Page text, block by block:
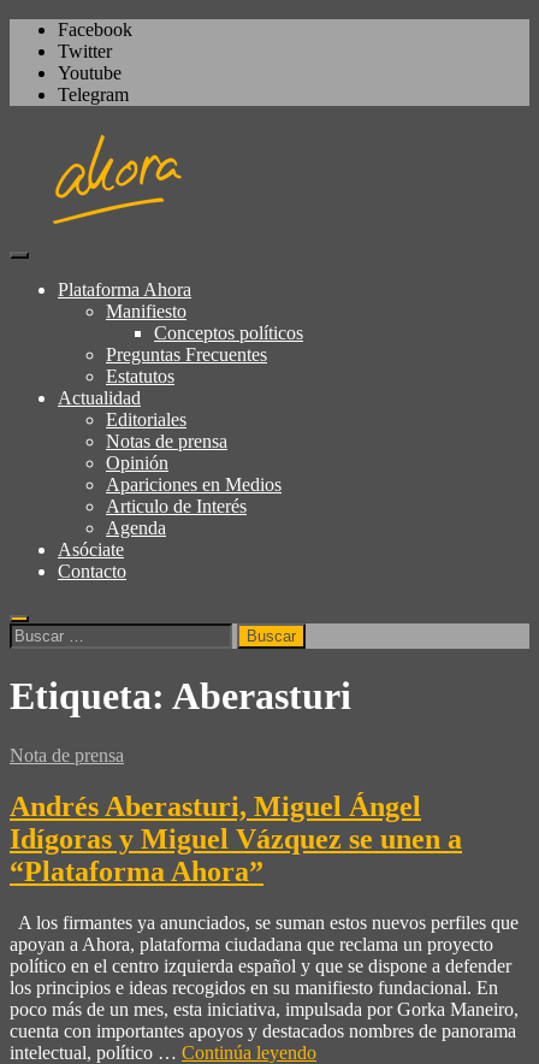
Facebook
Twitter
Youtube
Telegram
Plataforma Ahora
Igualdad, izquierda cívica,
socialdemocracia, regeneración,
ciudadanía, laicismo, europeísmo
Plataforma Ahora
Manifiesto
Conceptos políticos
Preguntas Frecuentes
Estatutos
Actualidad
Editoriales
Notas de prensa
Opinión
Apariciones en Medios
Articulo de Interés
Agenda
Asóciate
Contacto
Etiqueta: Aberasturi
Nota de prensa
Andrés Aberasturi, Miguel Ángel
Idígoras y Miguel Vázquez se unen a
“Plataforma Ahora”
A los firmantes ya anunciados, se suman estos nuevos perfiles que
apoyan a Ahora, plataforma ciudadana que reclama un proyecto
político en el centro izquierda español y que se dispone a defender
los principios e ideas recogidos en su manifiesto fundacional. En
poco más de un mes, esta iniciativa, impulsada por Gorka Maneiro,
cuenta con importantes apoyos y destacados nombres de panorama
intelectual, político … Continúa leyendo